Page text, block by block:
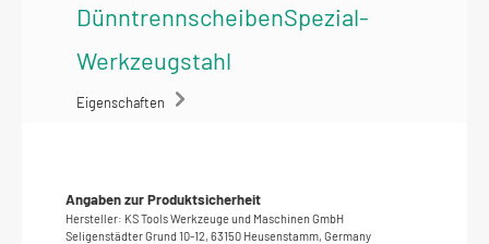
DünntrennscheibenSpezial-
Werkzeugstahl
Eigenschaften
Angaben zur Produktsicherheit
Hersteller: KS Tools Werkzeuge und Maschinen GmbH
Seligenstädter Grund 10-12, 63150 Heusenstamm, Germany